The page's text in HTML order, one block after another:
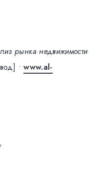
рынка недвижимости
•www.al-